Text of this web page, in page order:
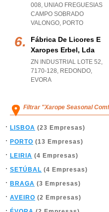
008, UNIAO FREGUESIAS
CAMPO SOBRADO
VALONGO, PORTO
Fábrica De Licores E
Xaropes Erbel, Lda
ZN INDUSTRIAL LOTE 52,
7170-128, REDONDO,
EVORA
Filtrar "Xarope Seasonal
LISBOA (23 Empresas)
PORTO (13 Empresas)
LEIRIA (4 Empresas)
SETÚBAL (4 Empresas)
BRAGA (3 Empresas)
AVEIRO (2 Empresas)